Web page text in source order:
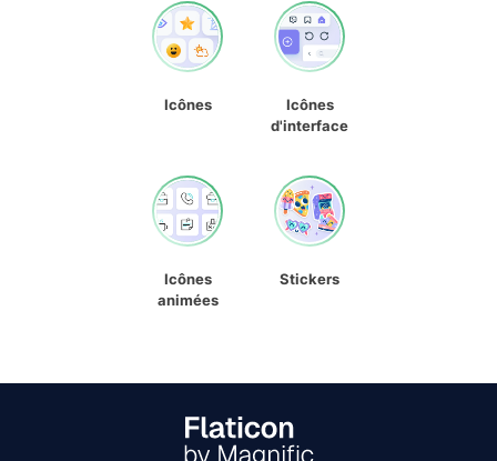
Icônes
Icônes
d'interface
Icônes
animées
Stickers